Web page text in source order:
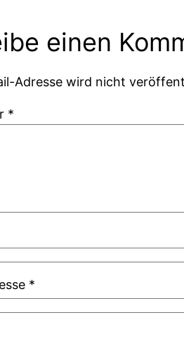
einen
Adresse wird nicht
*
*